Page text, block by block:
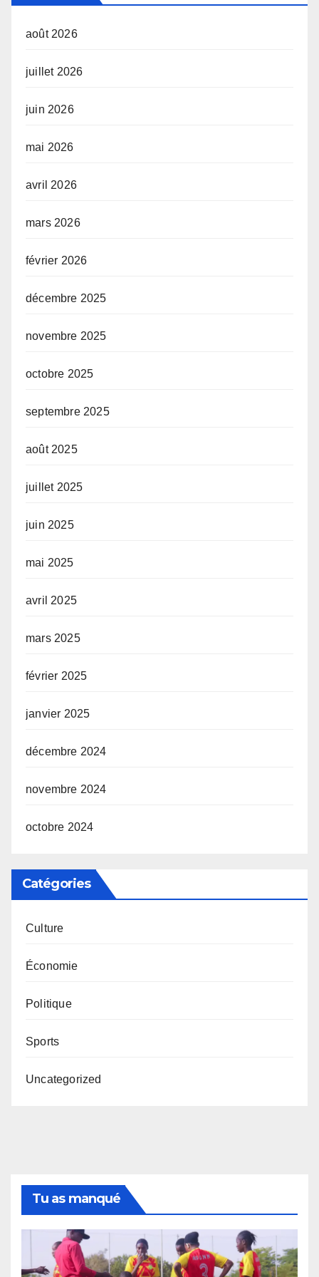
août 2026
juillet 2026
juin 2026
mai 2026
avril 2026
mars 2026
février 2026
décembre 2025
novembre 2025
octobre 2025
septembre 2025
août 2025
juillet 2025
juin 2025
mai 2025
avril 2025
mars 2025
février 2025
janvier 2025
décembre 2024
novembre 2024
octobre 2024
Catégories
Culture
Économie
Politique
Sports
Uncategorized
Tu as manqué